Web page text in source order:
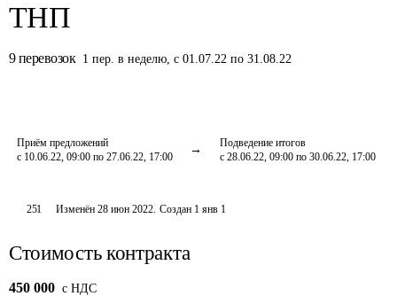
ТНП
9 перевозок 1 пер. в неделю,с 01.07.22 по 31.08.22
Приём предложений
с 10.06.22, 09:00 по 27.06.22, 17:00
Подведение итогов
с 28.06.22, 09:00 по 30.06.22, 17:00
251 Изменён28 июн 2022. Создан 1 янв 1
Стоимость контракта
450 000 c НДС